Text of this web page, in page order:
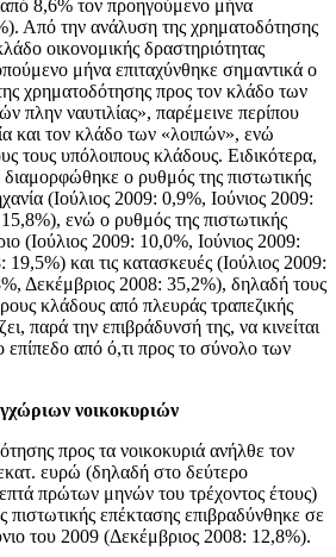
8,6% τον προηγούμενο μήνα
Από την ανάλυση της χρηματοδότησης
οικονομικής δραστηριότητας
μήνα επιταχύνθηκε σημαντικά ο
χρηματοδότησης προς τον κλάδο των
πλην ναυτιλίας», παρέμεινε περίπου
και τον κλάδο των «λοιπών», ενώ
τους υπόλοιπους κλάδους. Ειδικότερα,
ο ρυθμός της πιστωτικής
(Ιούλιος 2009: 0,9%, Ιούνιος 2009:
ενώ ο ρυθμός της πιστωτικής
(Ιούλιος 2009: 10,0%, Ιούνιος 2009:
και τις κατασκευές (Ιούλιος 2009:
Δεκέμβριος 2008: 35,2%), δηλαδή τους
κλάδους από πλευράς τραπεζικής
παρά την επιβράδυνσή της, να κινείται
από ό,τι προς το σύνολο των
νοικοκυριών
προς τα νοικοκυριά ανήλθε τον
ευρώ (δηλαδή στο δεύτερο
πρώτων μηνών του τρέχοντος έτους)
πιστωτικής επέκτασης επιβραδύνθηκε σε
του 2009 (Δεκέμβριος 2008: 12,8%).